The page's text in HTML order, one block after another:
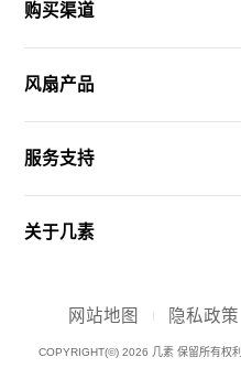
购买渠道
风扇产品
服务支持
关于几素
COPYRIGHT(©) 2026 几素 保留所有权利
网站地图 隐私政策